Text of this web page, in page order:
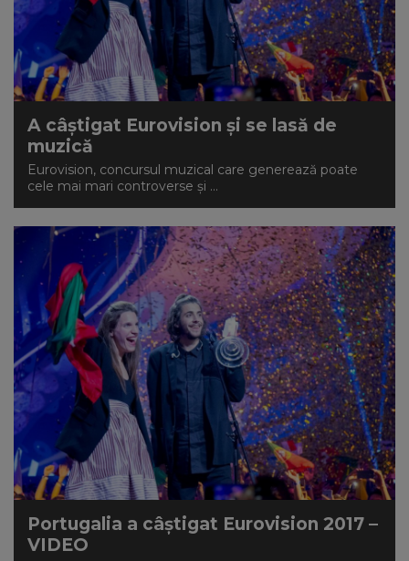
NEWS
CONTUL MEU
A câștigat Eurovision și se lasă de
muzică
Eurovision, concursul muzical care generează poate
cele mai mari controverse și ...
Portugalia a câștigat Eurovision 2017 –
VIDEO